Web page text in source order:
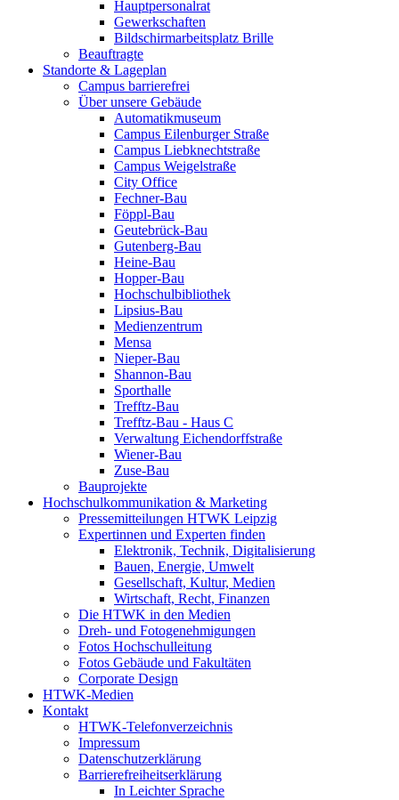
Hauptpersonalrat
Gewerkschaften
Bildschirmarbeitsplatz Brille
Beauftragte
Standorte & Lageplan
Campus barrierefrei
Über unsere Gebäude
Automatikmuseum
Campus Eilenburger Straße
Campus Liebknechtstraße
Campus Weigelstraße
City Office
Fechner-Bau
Föppl-Bau
Geutebrück-Bau
Gutenberg-Bau
Heine-Bau
Hopper-Bau
Hochschulbibliothek
Lipsius-Bau
Medienzentrum
Mensa
Nieper-Bau
Shannon-Bau
Sporthalle
Trefftz-Bau
Trefftz-Bau - Haus C
Verwaltung Eichendorffstraße
Wiener-Bau
Zuse-Bau
Bauprojekte
Hochschulkommunikation & Marketing
Pressemitteilungen HTWK Leipzig
Expertinnen und Experten finden
Elektronik, Technik, Digitalisierung
Bauen, Energie, Umwelt
Gesellschaft, Kultur, Medien
Wirtschaft, Recht, Finanzen
Die HTWK in den Medien
Dreh- und Fotogenehmigungen
Fotos Hochschulleitung
Fotos Gebäude und Fakultäten
Corporate Design
HTWK-Medien
Kontakt
HTWK-Telefonverzeichnis
Impressum
Datenschutzerklärung
Barrierefreiheitserklärung
In Leichter Sprache